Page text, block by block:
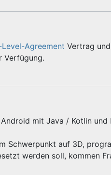
Agreement Vertrag
Verfügung.
mit Java / Kotlin
Schwerpunkt auf 3D,
werden soll, kommen